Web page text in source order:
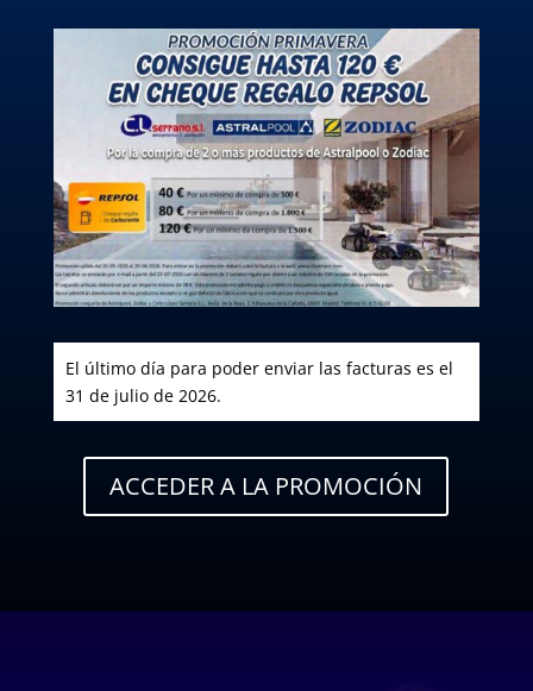
El último día para poder enviar las facturas es el
31 de julio de 2026.
ACCEDER A LA PROMOCIÓN